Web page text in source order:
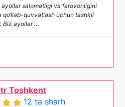
ayollar salomatligi va farovonligini
quvvatlash uchun tashkil
Biz ayollar...
Toshkent
12 ta sharh